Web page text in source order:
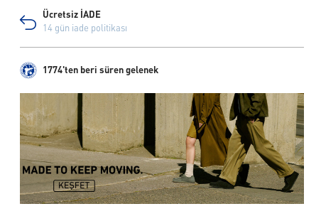
Ücretsiz İADE
14 gün iade politikası
1774'ten beri süren gelenek